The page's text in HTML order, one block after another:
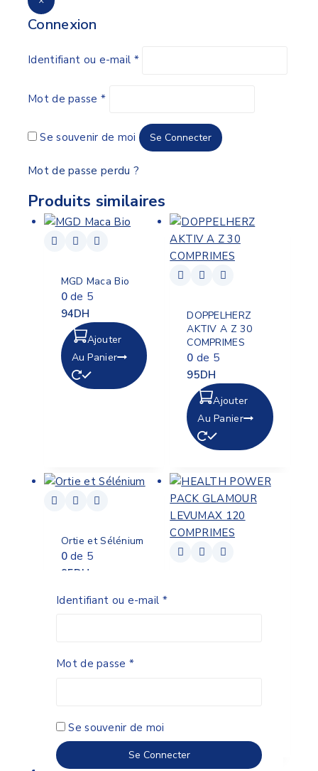
Connexion
Identifiant ou e-mail *
Mot de passe *
Se souvenir de moi Se Connecter
Mot de passe perdu ?
Produits similaires
MGD Maca Bio
0de 5
94DH
Ajouter
Au Panier
DOPPELHERZ
AKTIV A Z 30
COMPRIMES
0 de 5
95DH
Ajouter
Au Panier
Ortie et Sélénium
0de 5
95DH
Ajouter
Identifiant ou e-mail *
Mot de passe *
Se souvenir de moi
Se Connecter